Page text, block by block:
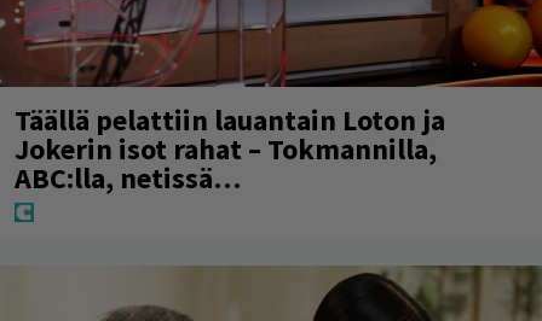
Täällä pelattiin lauantain Loton ja
Jokerin isot rahat – Tokmannilla,
ABC:lla, netissä…